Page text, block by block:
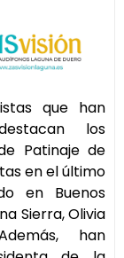
que han
los
Patinaje de
en el último
en Buenos
Sierra, Olivia
han